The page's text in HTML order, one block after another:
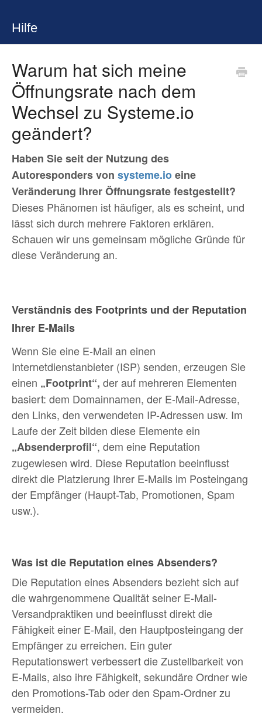
Hilfe
Warum hat sich meine
Öffnungsrate nach dem
Wechsel zu Systeme.io
geändert?
Haben Sie seit der Nutzung des
Autoresponders von systeme.ioeine
Veränderung Ihrer Öffnungsrate festgestellt?
Dieses Phänomen ist häufiger, als es scheint, und
lässt sich durch mehrere Faktoren erklären.
Schauen wir uns gemeinsam mögliche Gründe für
diese Veränderung an.
Verständnis des Footprints und der Reputation
Ihrer E-Mails
Wenn Sie eine E-Mail an einen
Internetdienstanbieter (ISP) senden, erzeugen Sie
einen „Footprint“, der auf mehreren Elementen
basiert: dem Domainnamen, der E-Mail-Adresse,
den Links, den verwendeten IP-Adressen usw. Im
Laufe der Zeit bilden diese Elemente ein
„Absenderprofil“, dem eine Reputation
zugewiesen wird. Diese Reputation beeinflusst
direkt die Platzierung Ihrer E-Mails im Posteingang
der Empfänger (Haupt-Tab, Promotionen, Spam
usw.).
Was ist die Reputation eines Absenders?
Die Reputation eines Absenders bezieht sich auf
die wahrgenommene Qualität seiner E-Mail-
Versandpraktiken und beeinflusst direkt die
Fähigkeit einer E-Mail, den Hauptposteingang der
Empfänger zu erreichen. Ein guter
Reputationswert verbessert die Zustellbarkeit von
E-Mails, also ihre Fähigkeit, sekundäre Ordner wie
den Promotions-Tab oder den Spam-Ordner zu
vermeiden.